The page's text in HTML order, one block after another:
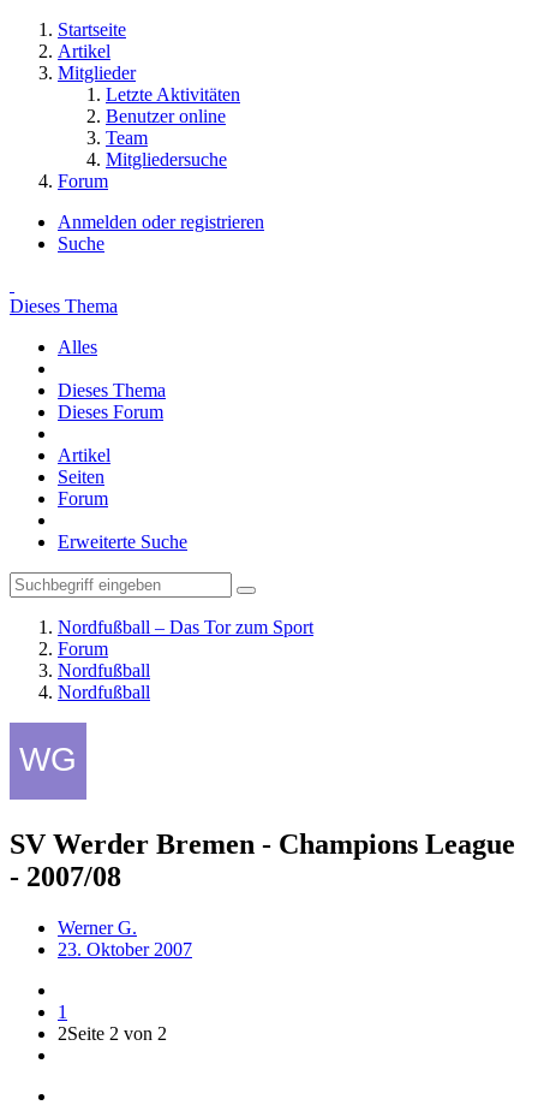
Startseite
Artikel
Mitglieder
Letzte Aktivitäten
Benutzer online
Team
Mitgliedersuche
Forum
Anmelden oder registrieren
Suche
Dieses Thema
Alles
Dieses Thema
Dieses Forum
Artikel
Seiten
Forum
Erweiterte Suche
Nordfußball – Das Tor zum Sport
Forum
Nordfußball
Nordfußball
SV Werder Bremen - Champions League
- 2007/08
Werner G.
23. Oktober 2007
1
2Seite 2 von 2